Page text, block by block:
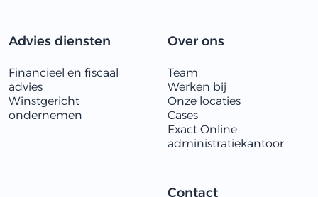
Advies diensten
Financieel en fiscaal
advies
Winstgericht
ondernemen
Over ons
Team
Werken bij
Onze locaties
Cases
Exact Online
administratiekantoor
Contact